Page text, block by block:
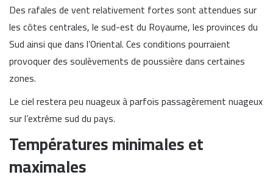
Des rafales de vent relativement fortes sont attendues sur
les côtes centrales, le sud-est du Royaume, les provinces du
Sud ainsi que dans l’Oriental. Ces conditions pourraient
provoquer des soulèvements de poussière dans certaines
zones.
Le ciel restera peu nuageux à parfois passagèrement nuageux
sur l’extrême sud du pays.
Températures minimales et
maximales